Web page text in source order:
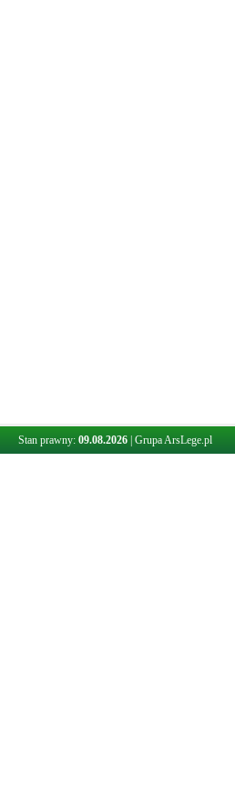
Stan prawny: 09.08.2026 Grupa ArsLege.pl